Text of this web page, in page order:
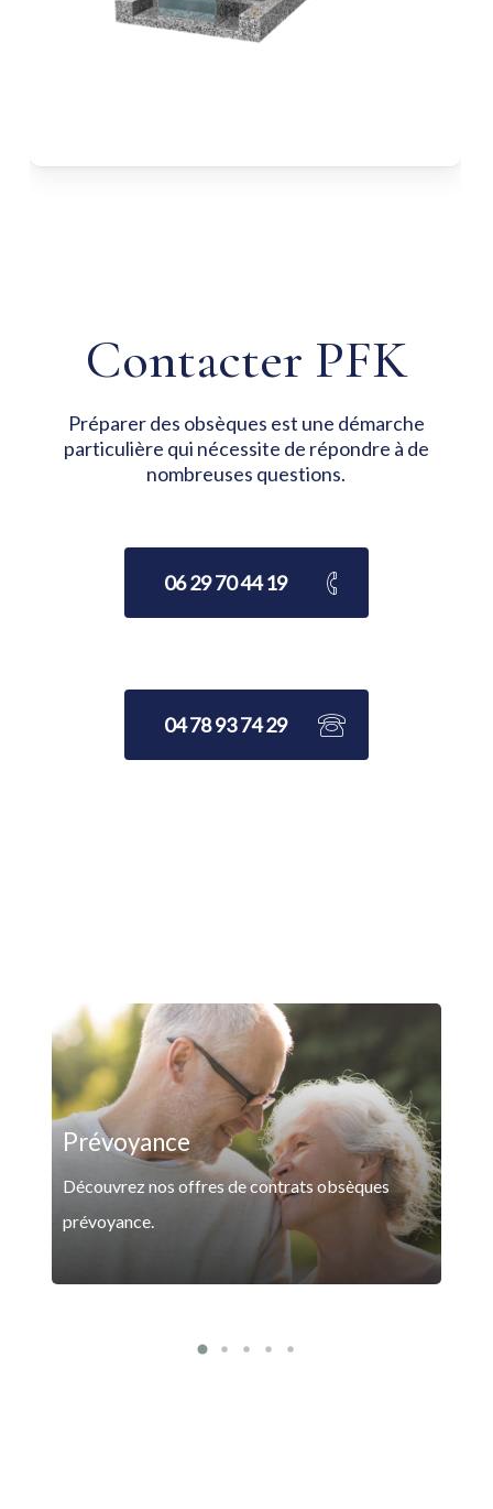
Contacter PFK
Préparer des obsèques est une démarche
particulière qui nécessite de répondre à de
nombreuses questions.
06 29 70 44 19
04 78 93 74 29
Prévoyance
Découvrez nos offres de contrats obsèques
prévoyance.